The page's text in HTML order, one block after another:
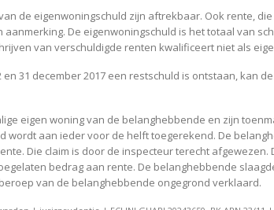
de eigenwoningschuld zijn aftrekbaar. Ook rente,
De eigenwoningschuld is het totaal van
van verschuldigde renten kwalificeert niet als
en 31 december 2017 een restschuld is ontstaan,
eigen woning van de belanghebbende en zijn
wordt aan ieder voor de helft toegerekend. De
Die claim is door de inspecteur terecht
bedrag aan rente. De belanghebbende
van de belanghebbende ongegrond verklaard.